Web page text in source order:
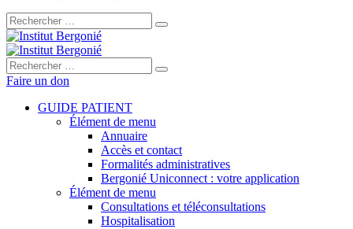
Rechercher :
Rechercher :
Faire un don
GUIDE PATIENT
Élément de menu
Annuaire
Accès et contact
Formalités administratives
Bergonié Uniconnect : votre application
Élément de menu
Consultations et téléconsultations
Hospitalisation